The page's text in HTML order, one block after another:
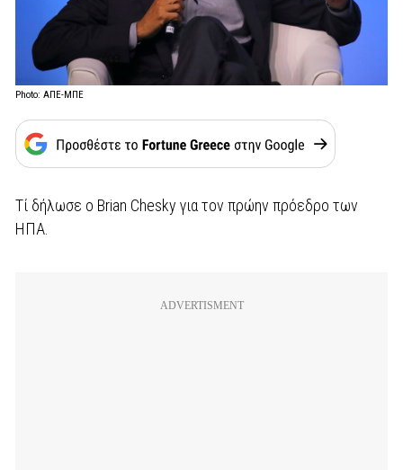
Photo: ΑΠΕ-ΜΠΕ
Τί δήλωσε ο Brian Chesky για τον πρώην πρόεδρο των
ΗΠΑ.